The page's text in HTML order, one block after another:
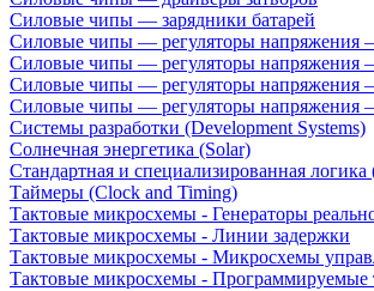
Силовые чипы — зарядники батарей
Силовые чипы — регуляторы напряжения
Силовые чипы — регуляторы напряжения
Силовые чипы — регуляторы напряжения
Силовые чипы — регуляторы напряжения
Системы разработки (Development Systems)
Солнечная энергетика (Solar)
Стандартная и специализированная
Таймеры (Clock and Timing)
Тактовые микросхемы - Генераторы
Тактовые микросхемы - Линии задержки
Тактовые микросхемы - Микросхемы
Тактовые микросхемы - Программируемые